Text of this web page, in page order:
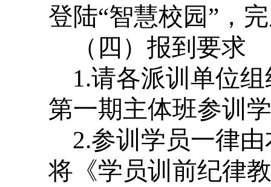
登陆“智慧校园”，
（四）报到要求
1.请各派训单位
第一期主体班参训
2.参训学员一律
将《学员训前纪律